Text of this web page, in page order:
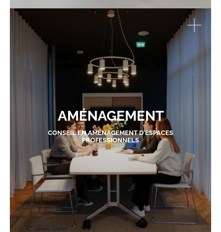
AMÉNAGEMENT
CONSEIL EN AMÉNAGEMENT D'ESPACES
PROFESSIONNELS